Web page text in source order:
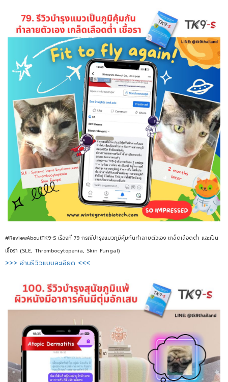
#ReviewAboutTK9-S เรื่องที่ 79 กรณีบำรุงแมวภูมิคุ้มกันทำลายตัวเอง เกล็ดเลือดต่ำ และเป็น
เชื้อรา (SLE, Thrombocytopenia, Skin Fungal)
>>> อ่านรีวิวแบบละเอียด <<<